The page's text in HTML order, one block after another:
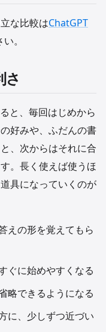
な比較はChatGPT
。
さ
と、毎回はじめから
好みや、ふだんの書
、次からはそれに合
。長く使えば使うほ
具になっていくのが
えの形を覚えてもら
ぐに始めやすくなる
略できるようになる
に、少しずつ近づい